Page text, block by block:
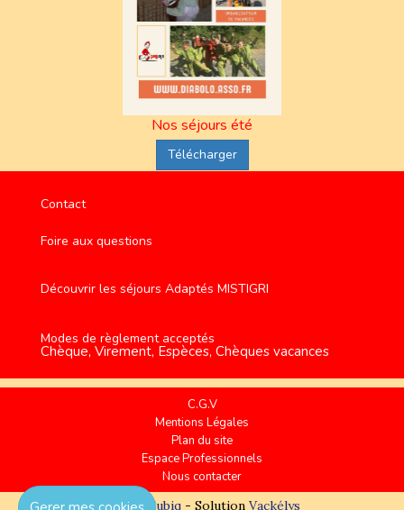
Nos séjours été
Télécharger
Contact
Foire aux questions
Découvrir les séjours Adaptés MISTIGRI
Modes de règlement acceptés
Chèque, Virement, Espèces, Chèques vacances
C.G.V
Mentions Légales
Plan du site
Espace Professionnels
Nous contacter
Réalisation
Cubiq- Solution Vackélys